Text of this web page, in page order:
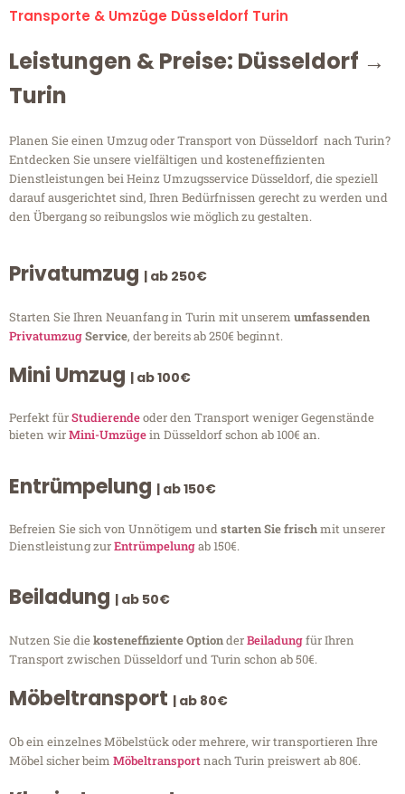
Transporte & Umzüge Düsseldorf Turin
Leistungen & Preise: Düsseldorf →
Turin
Planen Sie einen Umzug oder Transport von Düsseldorf nach Turin?
Entdecken Sie unsere vielfältigen und kosteneffizienten
Dienstleistungen bei Heinz Umzugsservice Düsseldorf, die speziell
darauf ausgerichtet sind, Ihren Bedürfnissen gerecht zu werden und
den Übergang so reibungslos wie möglich zu gestalten.
Privatumzug | ab 250€
Starten Sie Ihren Neuanfang in Turin mit unserem umfassenden
PrivatumzugService, der bereits ab 250€ beginnt.
Mini Umzug | ab 100€
Perfekt fürStudierendeoder den Transport weniger Gegenstände
bieten wirMini-Umzügein Düsseldorf schon ab 100€ an.
Entrümpelung | ab 150€
Befreien Sie sich von Unnötigem undstarten Sie frischmit unserer
Dienstleistung zurEntrümpelungab 150€.
Beiladung | ab 50€
Nutzen Sie diekosteneffiziente OptionderBeiladungfür Ihren
Transport zwischen Düsseldorf und Turin schon ab 50€.
Möbeltransport | ab 80€
Ob ein einzelnes Möbelstück oder mehrere, wir transportieren Ihre
Möbel sicher beim Möbeltransportnach Turin preiswert ab 80€.